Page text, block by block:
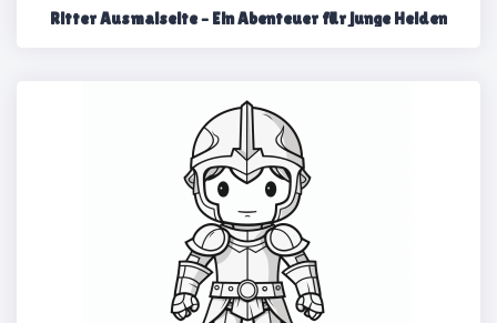
Ritter Ausmalseite – Ein Abenteuer für junge Helden